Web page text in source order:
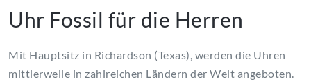
Uhr Fossil für die Herren
Mit Hauptsitz in Richardson (Texas), werden die Uhren
mittlerweile in zahlreichen Ländern der Welt angeboten.